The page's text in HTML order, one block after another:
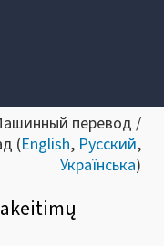
перевод /
(English, Русский,
Українська)